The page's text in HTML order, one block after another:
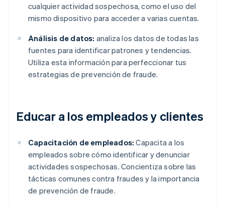
cualquier actividad sospechosa, como el uso del
mismo dispositivo para acceder a varias cuentas.
Análisis de datos: analiza los datos de todas las
fuentes para identificar patrones y tendencias.
Utiliza esta información para perfeccionar tus
estrategias de prevención de fraude.
Educar a los empleados y clientes
Capacitación de empleados: Capacita a los
empleados sobre cómo identificar y denunciar
actividades sospechosas. Concientiza sobre las
tácticas comunes contra fraudes y la importancia
de prevención de fraude.